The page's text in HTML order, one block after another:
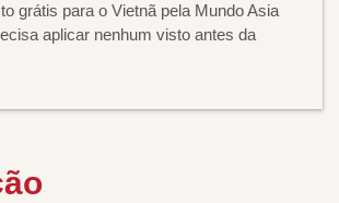
grátis para o Vietnã pela Mundo Asia
aplicar nenhum visto antes da